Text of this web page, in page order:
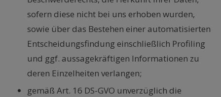
sofern diese nicht bei uns erhoben wurden,
sowie über das Bestehen einer automatisierten
Entscheidungsfindung einschließlich Profiling
und ggf. aussagekräftigen Informationen zu
deren Einzelheiten verlangen;
gemäß Art. 16 DS-GVO unverzüglich die